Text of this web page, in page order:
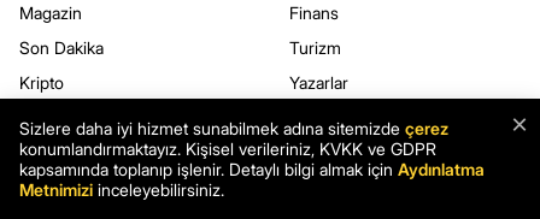
Magazin
Son Dakika
Kripto
3.Sayfa
Dünya
Finans
Turizm
Yazarlar
Yerel Haberler
×
Sizlere daha iyi hizmet sunabilmek adına sitemizde çerez
konumlandırmaktayız. Kişisel verileriniz, KVKK ve GDPR
kapsamında toplanıp işlenir. Detaylı bilgi almak için Aydınlatma
Metnimizi inceleyebilirsiniz.